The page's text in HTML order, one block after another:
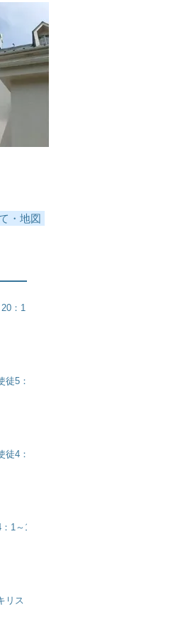
・地図
：1～
徒5：
徒4：
1～12
スト